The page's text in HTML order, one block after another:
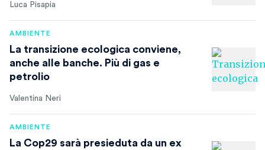
Luca Pisapia
AMBIENTE
La transizione ecologica conviene,
anche alle banche. Più di gas e
petrolio
Valentina Neri
AMBIENTE
La Cop29 sarà presieduta da un ex